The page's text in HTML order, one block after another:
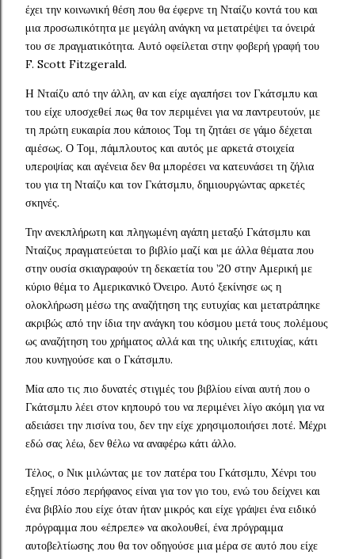
έχει την κοινωνική θέση που θα έφερνε τη Νταίζυ κοντά του και
μια προσωπικότητα με μεγάλη ανάγκη να μετατρέψει τα όνειρά
του σε πραγματικότητα. Αυτό οφείλεται στην φοβερή γραφή του
F. Scott Fitzgerald.
H Νταίζυ από την άλλη, αν και είχε αγαπήσει τον Γκάτσμπυ και
του είχε υποσχεθεί πως θα τον περιμένει για να παντρευτούν, με
τη πρώτη ευκαιρία που κάποιος Τομ τη ζητάει σε γάμο δέχεται
αμέσως. Ο Τομ, πάμπλουτος και αυτός με αρκετά στοιχεία
υπεροψίας και αγένεια δεν θα μπορέσει να κατευνάσει τη ζήλια
του για τη Νταίζυ και τον Γκάτσμπυ, δημιουργώντας αρκετές
σκηνές.
Την ανεκπλήρωτη και πληγωμένη αγάπη μεταξύ Γκάτσμπυ και
Νταίζυς πραγματεύεται το βιβλίο μαζί και με άλλα θέματα που
στην ουσία σκιαγραφούν τη δεκαετία του ’20 στην Αμερική με
κύριο θέμα το Αμερικανικό Όνειρο. Αυτό ξεκίνησε ως η
ολοκλήρωση μέσω της αναζήτηση της ευτυχίας και μετατράπηκε
ακριβώς από την ίδια την ανάγκη του κόσμου μετά τους πολέμους
ως αναζήτηση του χρήματος αλλά και της υλικής επιτυχίας, κάτι
που κυνηγούσε και ο Γκάτσμπυ.
Μία απο τις πιο δυνατές στιγμές του βιβλίου είναι αυτή που ο
Γκάτσμπυ λέει στον κηπουρό του να περιμένει λίγο ακόμη για να
αδειάσει την πισίνα του, δεν την είχε χρησιμοποιήσει ποτέ. Μέχρι
εδώ σας λέω, δεν θέλω να αναφέρω κάτι άλλο.
Τέλος, ο Νικ μιλώντας με τον πατέρα του Γκάτσμπυ, Χένρι του
εξηγεί πόσο περήφανος είναι για τον γιο του, ενώ του δείχνει και
ένα βιβλίο που είχε όταν ήταν μικρός και είχε γράψει ένα ειδικό
πρόγραμμα που «έπρεπε» να ακολουθεί, ένα πρόγραμμα
αυτοβελτίωσης που θα τον οδηγούσε μια μέρα σε αυτό που είχε